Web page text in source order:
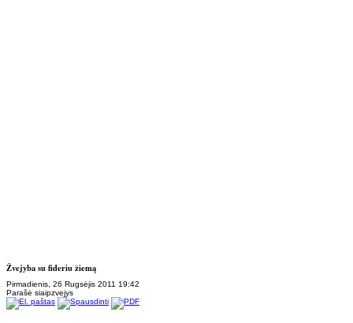
Žvejyba su fideriu žiemą
Pirmadienis, 26 Rugsėjis 2011 19:42
Parašė siaipzvejys